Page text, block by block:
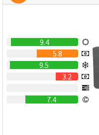
9.4
5.8
9.5
3.2
7.4